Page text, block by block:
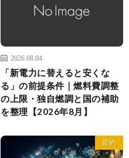
2026.08.04
「新電力に替えると安くな
る」の前提条件｜燃料費調整
の上限・独自燃調と国の補助
を整理【2026年8月】
節約